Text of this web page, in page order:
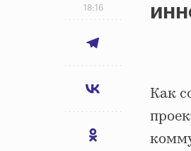
18:16
Как